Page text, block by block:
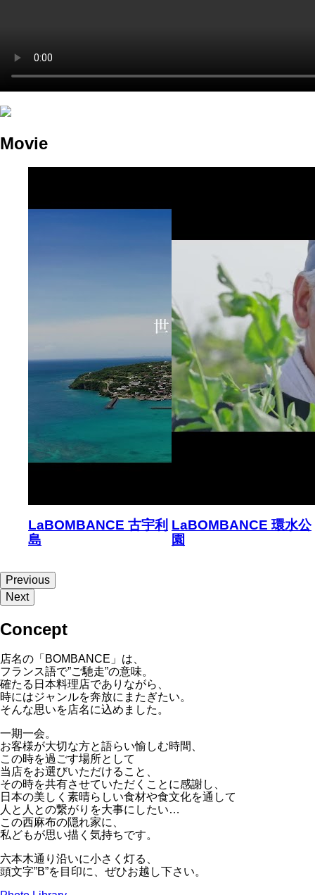
Movie
LaBOMBANCE 古宇利
島
LaBOMBANCE 環水公
園
Previous
Next
Concept
店名の「BOMBANCE」は、
フランス語で”ご馳走”の意味。
確たる日本料理店でありながら、
時にはジャンルを奔放にまたぎたい。
そんな思いを店名に込めました。
一期一会。
お客様が大切な方と語らい愉しむ時間、
この時を過ごす場所として
当店をお選びいただけること、
その時を共有させていただくことに感謝し、
日本の美しく素晴らしい食材や食文化を通して
人と人との繋がりを大事にしたい…
この西麻布の隠れ家に、
私どもが思い描く気持ちです。
六本木通り沿いに小さく灯る、
頭文字”B”を目印に、ぜひお越し下さい。